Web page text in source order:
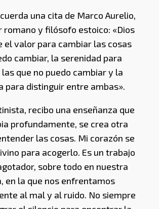
una cita de Marco Aurelio,
romano y filósofo estoico: «Dios
el valor para cambiar las cosas
cambiar, la serenidad para
que no puedo cambiar y la
para distinguir entre ambas».
recibo una enseñanza que
profundamente, se crea otra
las cosas. Mi corazón se
para acogerlo. Es un trabajo
sobre todo en nuestra
en la que nos enfrentamos
al mal y al ruido. No siempre